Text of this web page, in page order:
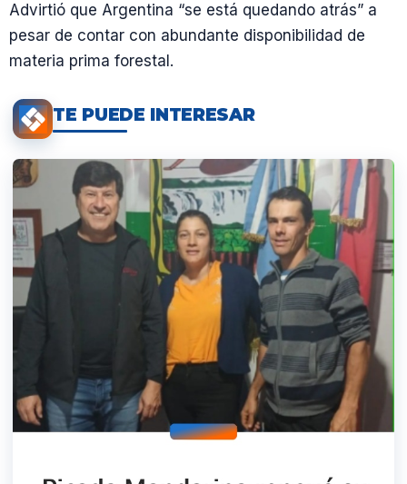
Advirtió que Argentina “se está quedando atrás” a
pesar de contar con abundante disponibilidad de
materia prima forestal.
TE PUEDE INTERESAR